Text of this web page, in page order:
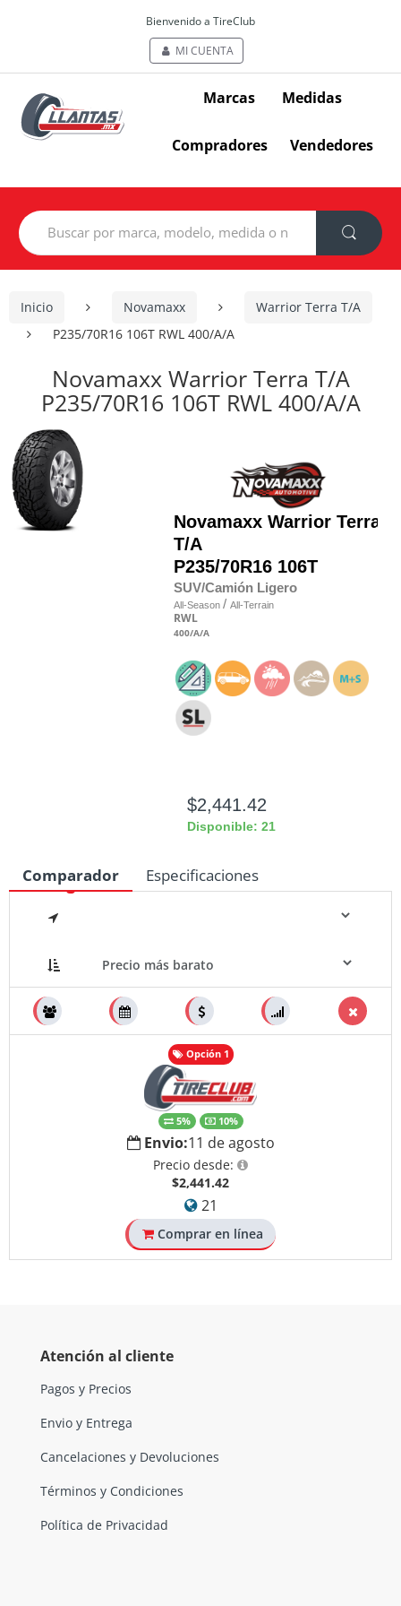
Bienvenido a TireClub
MI CUENTA
Marcas Medidas
Compradores Vendedores
Search
for:
Inicio Novamaxx
Warrior Terra T/A
P235/70R16 106T RWL 400/A/A
Novamaxx Warrior Terra T/A
P235/70R16 106T RWL 400/A/A
Novamaxx Warrior Terra
T/A
P235/70R16 106T
SUV/Camión Ligero
All-Season / All-Terrain
RWL
400/A/A
$2,441.42
Disponible: 21
Comparador Especificaciones
Opción 1
5% 10%
Envio:11 de agosto
Precio desde:
$2,441.42
21
Comprar en línea
Atención al cliente
Pagos y Precios
Envio y Entrega
Cancelaciones y Devoluciones
Términos y Condiciones
Política de Privacidad